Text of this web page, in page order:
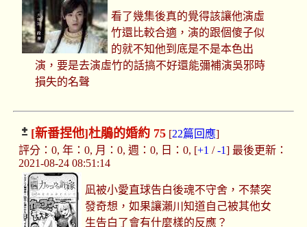
看了幾集後真的覺得該讓他演虛
竹還比較合適，演的跟個傻子似
的就不知他到底是不是本色出
演，要是去演虛竹的話搞不好還能彌補演吳邪時
損失的名聲
[新番捏他]杜鵑的婚約 75[22篇回應]
評分：0, 年：0, 月：0, 週：0, 日：0, [+1 /-1] 最後更新：
2021-08-24 08:51:14
凪被小愛直球告白後魂不守舍，不禁突
發奇想，如果讓瀨川知道自己被其他女
生告白了會有什麼樣的反應？